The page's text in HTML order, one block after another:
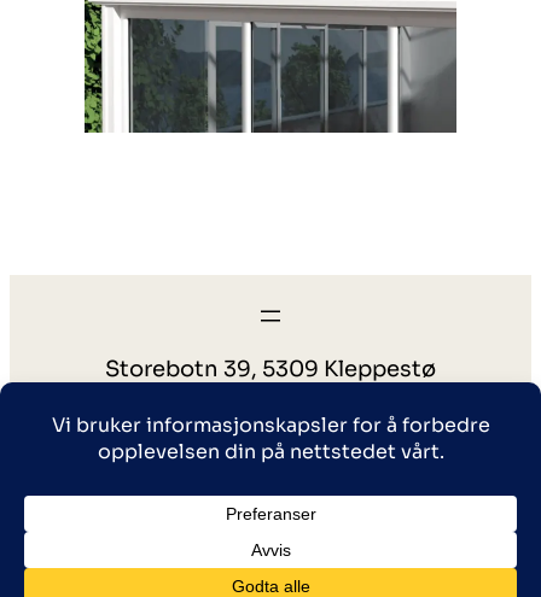
Storebotn 39, 5309 Kleppestø
56150117
Salgs – og leveringsbetingelser
Personvern|Mint Media AS